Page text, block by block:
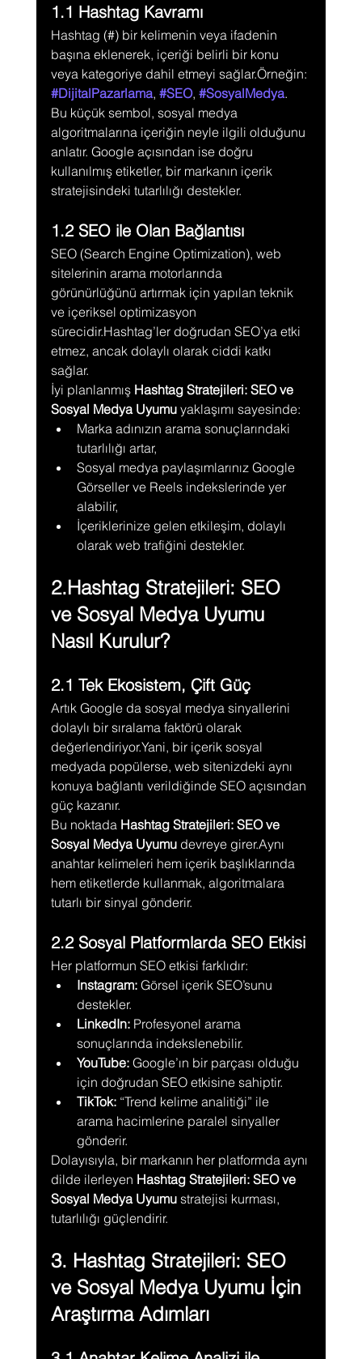
1.1 Hashtag Kavramı
Hashtag (#) bir kelimenin veya ifadenin
başına eklenerek, içeriği belirli bir konu
veya kategoriye dahil etmeyi sağlar.Örneğin:
#DijitalPazarlama, #SEO, #SosyalMedya.
Bu küçük sembol, sosyal medya
algoritmalarına içeriğin neyle ilgili olduğunu
anlatır. Google açısından ise doğru
kullanılmış etiketler, bir markanın içerik
stratejisindeki tutarlılığı destekler.
1.2 SEO ile Olan Bağlantısı
SEO (Search Engine Optimization), web
sitelerinin arama motorlarında
görünürlüğünü artırmak için yapılan teknik
ve içeriksel optimizasyon
sürecidir.Hashtag’ler doğrudan SEO’ya etki
etmez, ancak dolaylı olarak ciddi katkı
sağlar.
İyi planlanmış Hashtag Stratejileri: SEO ve
Sosyal Medya Uyumu yaklaşımı sayesinde:
Marka adınızın arama sonuçlarındaki
tutarlılığı artar,
Sosyal medya paylaşımlarınız Google
Görseller ve Reels indekslerinde yer
alabilir,
İçeriklerinize gelen etkileşim, dolaylı
olarak web trafiğini destekler.
2.Hashtag Stratejileri: SEO
ve Sosyal Medya Uyumu
Nasıl Kurulur?
2.1 Tek Ekosistem, Çift Güç
Artık Google da sosyal medya sinyallerini
dolaylı bir sıralama faktörü olarak
değerlendiriyor.Yani, bir içerik sosyal
medyada popülerse, web sitenizdeki aynı
konuya bağlantı verildiğinde SEO açısından
güç kazanır.
Bu noktada Hashtag Stratejileri: SEO ve
Sosyal Medya Uyumu devreye girer.Aynı
anahtar kelimeleri hem içerik başlıklarında
hem etiketlerde kullanmak, algoritmalara
tutarlı bir sinyal gönderir.
2.2 Sosyal Platformlarda SEO Etkisi
Her platformun SEO etkisi farklıdır:
Instagram: Görsel içerik SEO’sunu
destekler.
LinkedIn: Profesyonel arama
sonuçlarında indekslenebilir.
YouTube: Google’ın bir parçası olduğu
için doğrudan SEO etkisine sahiptir.
TikTok: “Trend kelime analitiği” ile
arama hacimlerine paralel sinyaller
gönderir.
Dolayısıyla, bir markanın her platformda aynı
dilde ilerleyen Hashtag Stratejileri: SEO ve
Sosyal Medya Uyumu stratejisi kurması,
tutarlılığı güçlendirir.
3. Hashtag Stratejileri: SEO
ve Sosyal Medya Uyumu İçin
Araştırma Adımları